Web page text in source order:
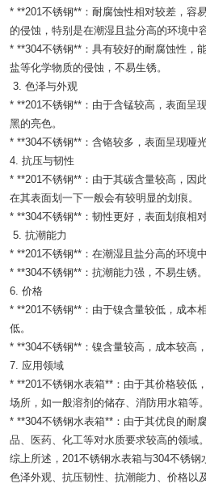
* **201不锈钢**：耐腐蚀性相对较差，容
的侵蚀，特别是在潮湿且盐分高的环境中
* **304不锈钢**：具有较好的耐腐蚀性，
盐等化学物质的侵蚀，不易生锈。
3. 色泽与外观
* **201不锈钢**：由于含锰较高，表面呈
黑的亮色。
* **304不锈钢**：含铬较多，表面呈现哑
4. 抗压与韧性
* **201不锈钢**：由于其碳含量较高，因
在其表面划一下一般会有较明显的划痕。
* **304不锈钢**：韧性更好，表面划痕相对
5. 抗潮能力
* **201不锈钢**：在潮湿且盐分高的环境中
* **304不锈钢**：抗潮能力强，不易生锈。
6. 价格
* **201不锈钢**：由于镍含量较低，成本
低。
* **304不锈钢**：镍含量较高，成本较高
7. 应用领域
* **201不锈钢水表箱**：由于其价格较低
场所，如一般溶剂的储存、消防用水箱等。
* **304不锈钢水表箱**：由于其优良的耐
品、医药、化工等对水质要求较高的领域。
综上所述，201不锈钢水表箱与304不锈钢
色泽外观、抗压韧性、抗潮能力、价格以